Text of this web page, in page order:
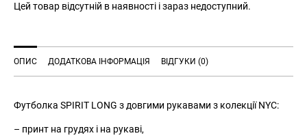
Цей товар відсутній в наявності і зараз недоступний.
ОПИС ДОДАТКОВА ІНФОРМАЦІЯ ВІДГУКИ (0)
Футболка SPIRIT LONG з довгими рукавами з колекції NYC:
– принт на грудях і на рукаві,